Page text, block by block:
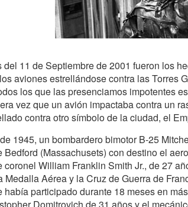
del 11 de Septiembre de 2001 fueron los
aviones estrellándose contra las Torres
los que las presenciamos impotentes
vez que un avión impactaba contra un
contra otro símbolo de la ciudad, el
1945, un bombardero bimotor B-25
Bedford (Massachusets) con destino el
coronel William Franklin Smith Jr., de 27
Medalla Aérea y la Cruz de Guerra de
había participado durante 18 meses en